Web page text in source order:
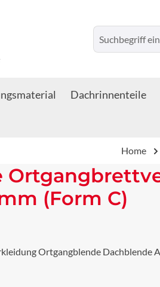
Dachrinnenteile
Home
(Form C)